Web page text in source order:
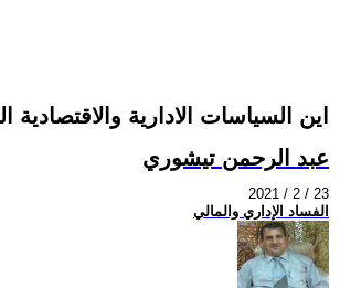
اين السياسات الادارية
عبد الرحمن تيشوري
2021 / 2 / 23
الفساد الإداري والمالي